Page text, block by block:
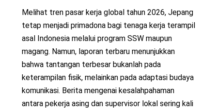
Melihat tren pasar kerja global tahun 2026, Jepang
tetap menjadi primadona bagi tenaga kerja terampil
asal Indonesia melalui program SSW maupun
magang. Namun, laporan terbaru menunjukkan
bahwa tantangan terbesar bukanlah pada
keterampilan fisik, melainkan pada adaptasi budaya
komunikasi. Berita mengenai kesalahpahaman
antara pekerja asing dan supervisor lokal sering kali